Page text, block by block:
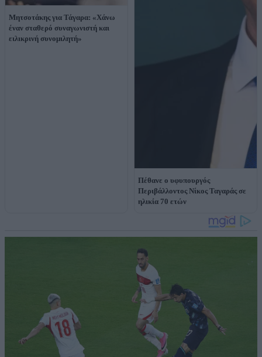
Μητσοτάκης για Τάγαρα: «Χάνω
έναν σταθερό συναγωνιστή και
ειλικρινή συνομιλητή»
Πέθανε ο υφυπουργός
Περιβάλλοντος Νίκος Ταγαράς σε
ηλικία 70 ετών